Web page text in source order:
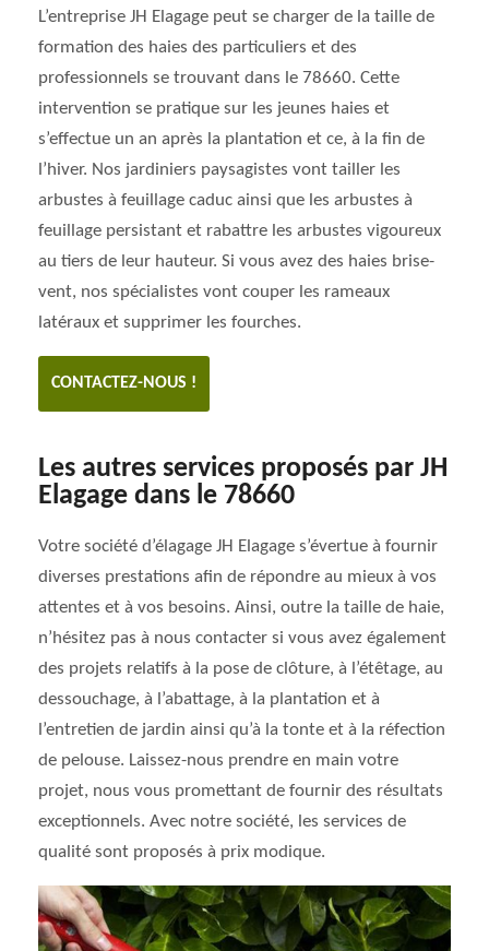
L’entreprise JH Elagage peut se charger de la taille de
formation des haies des particuliers et des
professionnels se trouvant dans le 78660. Cette
intervention se pratique sur les jeunes haies et
s’effectue un an après la plantation et ce, à la fin de
l’hiver. Nos jardiniers paysagistes vont tailler les
arbustes à feuillage caduc ainsi que les arbustes à
feuillage persistant et rabattre les arbustes vigoureux
au tiers de leur hauteur. Si vous avez des haies brise-
vent, nos spécialistes vont couper les rameaux
latéraux et supprimer les fourches.
CONTACTEZ-NOUS !
Les autres services proposés par JH
Elagage dans le 78660
Votre société d’élagage JH Elagage s’évertue à fournir
diverses prestations afin de répondre au mieux à vos
attentes et à vos besoins. Ainsi, outre la taille de haie,
n’hésitez pas à nous contacter si vous avez également
des projets relatifs à la pose de clôture, à l’étêtage, au
dessouchage, à l’abattage, à la plantation et à
l’entretien de jardin ainsi qu’à la tonte et à la réfection
de pelouse. Laissez-nous prendre en main votre
projet, nous vous promettant de fournir des résultats
exceptionnels. Avec notre société, les services de
qualité sont proposés à prix modique.